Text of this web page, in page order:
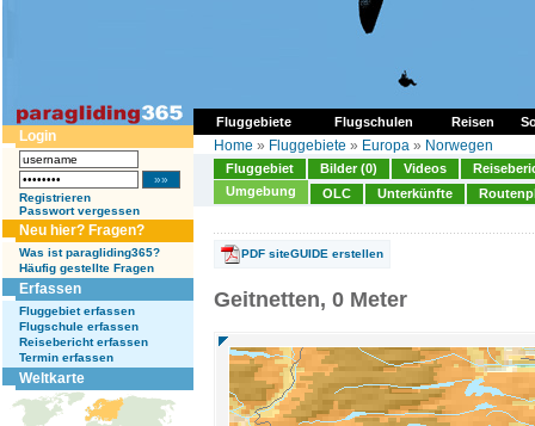
Fluggebiete Flugschulen Reisen
Login
Registrieren
Passwort vergessen
Neu hier? Fragen?
Was ist paragliding365?
Häufig gestellte Fragen
Erfassen
Fluggebiet erfassen
Flugschule erfassen
Reisebericht erfassen
Termin erfassen
Weltkarte
Home » Fluggebiete » Europa » Norwegen
Fluggebiet Bilder (0) Videos
Umgebung
OLC Unterkünfte
PDF siteGUIDE erstellen
Geitnetten, 0 Meter